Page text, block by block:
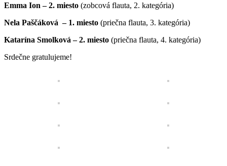
Emma Ion – 2. miesto (zobcová flauta, 2. kategória)
Nela Paščáková – 1. miesto (priečna flauta, 3. kategória)
Katarína Smolková – 2. miesto (priečna flauta, 4. kategória)
Srdečne gratulujeme!